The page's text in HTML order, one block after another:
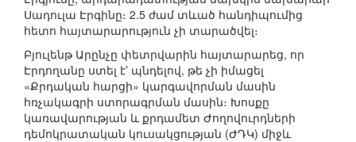
Սադուլա Էրգինը։ 2.5 ժամ տևած հանդիպումից
հետո հայտարարություն չի տարածվել։
Բյուլենթ Արընչը փետրվարին հայտարարեց, որ
Էրդողանը ստել է՝ պնդելով, թե չի իմացել
«Քրդական հարցի» կարգավորման մասին
հռչակագրի ստորագրման մասին։ Խոսքը
կառավարության և քրդամետ Ժողովուրդների
դեմոկրատական կուսակցության (ԺԴԿ) միջև